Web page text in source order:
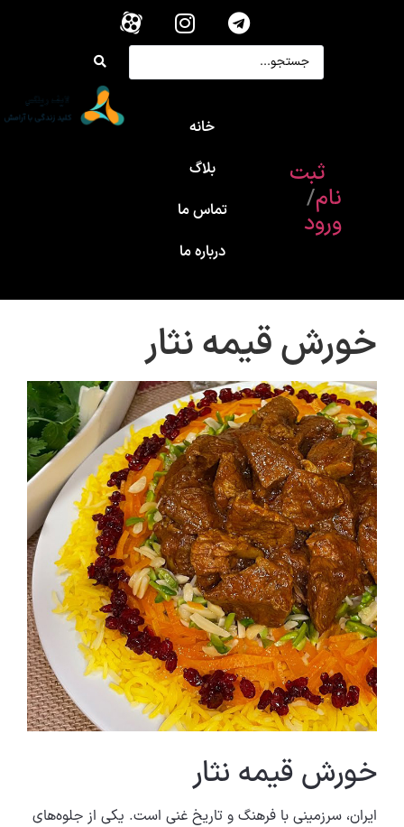
ثبت
نام/
ورود
خانه
بلاگ
تماس ما
درباره ما
خورش قیمه نثار
خورش قیمه نثار
ایران، سرزمینی با فرهنگ و تاریخ غنی است. یکی از جلوه‌های